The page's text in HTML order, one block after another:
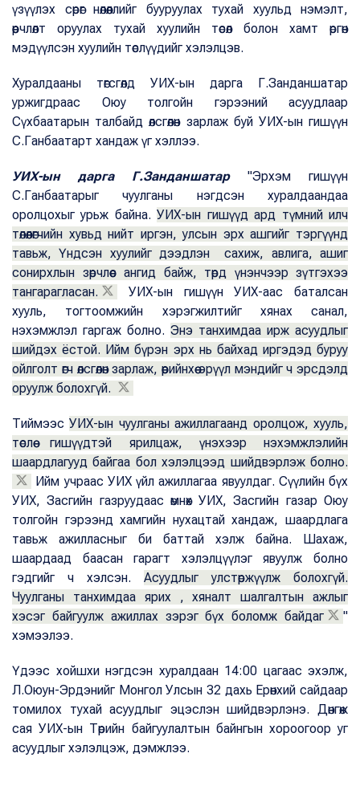
үзүүлэх сөрөг нөлөөллийг бууруулах тухай хуульд нэмэлт,
өөрчлөлт оруулах тухай хуулийн төсөл болон хамт өргөн
мэдүүлсэн хуулийн төслүүдийг хэлэлцэв.
Хуралдааны төгсгөлд УИХ-ын дарга Г.Занданшатар
уржигдраас Оюу толгойн гэрээний асуудлаар
Сүхбаатарын талбайд өлсгөлөн зарлаж буй УИХ-ын гишүүн
С.Ганбаатарт хандаж үг хэллээ.
УИХ-ын дарга Г.Занданшатар"Эрхэм гишүүн
С.Ганбаатарыг чуулганы нэгдсэн хуралдаандаа
оролцохыг урьж байна.УИХ-ын гишүүд ард түмний илч
төлөөлөгчийн хувьд нийт иргэн, улсын эрх ашгийг тэргүүнд
тавьж, Үндсэн хуулийг дээдлэн сахиж, авлига, ашиг
сонирхлын зөрчлөөс ангид байж, төрд үнэнчээр зүтгэхээ
тангарагласан.
УИХ-ын гишүүн УИХ-аас баталсан
хууль, тогтоомжийн хэрэгжилтийг хянах санал,
нэхэмжлэл гаргаж болно. Энэ танхимдаа ирж асуудлыг
шийдэх ёстой. Ийм бүрэн эрх нь байхад иргэдэд буруу
ойлголт өгч өлсгөлөн зарлаж, өөрийнхөө эрүүл мэндийг ч эрсдэлд
оруулж болохгүй.
ТиймээсУИХ-ын чуулганы ажиллагаанд оролцож, хууль,
төслөө гишүүдтэй ярилцаж, үнэхээр нэхэмжлэлийн
шаардлагууд байгаа бол хэлэлцээд шийдвэрлэж болно.
Ийм учраас УИХ үйл ажиллагаа явуулдаг. Сүүлийн бүх
УИХ, Засгийн газруудаас өмнөх УИХ, Засгийн газар Оюу
толгойн гэрээнд хамгийн нухацтай хандаж, шаардлага
тавьж ажилласныг би баттай хэлж байна. Шахаж,
шаардаад баасан гарагт хэлэлцүүлэг явуулж болно
гэдгийг ч хэлсэн. Асуудлыг улстөржүүлж болохгүй.
Чуулганы танхимдаа ярих , хяналт шалгалтын ажлыг
хэсэг байгуулж ажиллах зэрэг бүх боломж байдаг
"
хэмээлээ.
Үдээс хойшхи нэгдсэн хуралдаан 14:00 цагаас эхэлж,
Л.Оюун-Эрдэнийг Монгол Улсын 32 дахь Ерөнхий сайдаар
томилох тухай асуудлыг эцэслэн шийдвэрлэнэ. Дөнгөж
сая УИХ-ын Төрийн байгуулалтын байнгын хороогоор уг
асуудлыг хэлэлцэж, дэмжлээ.